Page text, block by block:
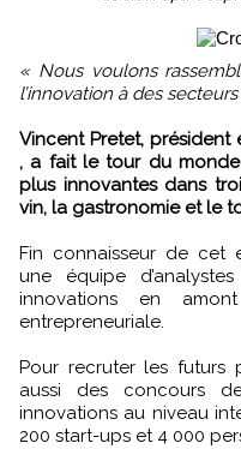
« Nous voulons
l’innovation à des
Vincent Pretet,
, a fait le tour du
plus innovantes dans
vin, la gastronomie et le
Fin connaisseur de cet
une équipe
innovations en
entrepreneuriale.
Pour recruter les futurs
aussi des concours
innovations au niveau
200 start-ups et 4 000